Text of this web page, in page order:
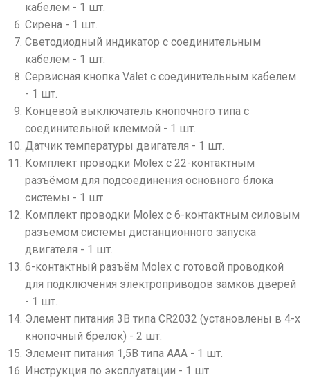
кабелем - 1 шт.
Сирена - 1 шт.
Светодиодный индикатор с соединительным
кабелем - 1 шт.
Сервисная кнопка Valet с соединительным кабелем
- 1 шт.
Концевой выключатель кнопочного типа с
соединительной клеммой - 1 шт.
Датчик температуры двигателя - 1 шт.
Комплект проводки Molex с 22-контактным
разъёмом для подсоединения основного блока
системы - 1 шт.
Комплект проводки Molex с 6-контактным силовым
разъемом системы дистанционного запуска
двигателя - 1 шт.
6-контактный разъём Molex с готовой проводкой
для подключения электроприводов замков дверей
- 1 шт.
Элемент питания 3В типа CR2032 (установлены в 4-х
кнопочный брелок) - 2 шт.
Элемент питания 1,5В типа ААА - 1 шт.
Инструкция по эксплуатации - 1 шт.